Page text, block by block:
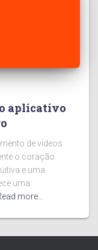
aplicativo
de vídeos
o coração
e uma
uma
more…